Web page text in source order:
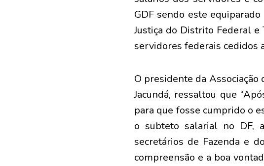
GDF sendo este
Justiça do Distrito Federal
servidores federais cedidos
O presidente da
Jacundá, ressaltou que
para que fosse cumprido o
o subteto salarial no DF,
secretários de Fazenda e
compreensão e a boa